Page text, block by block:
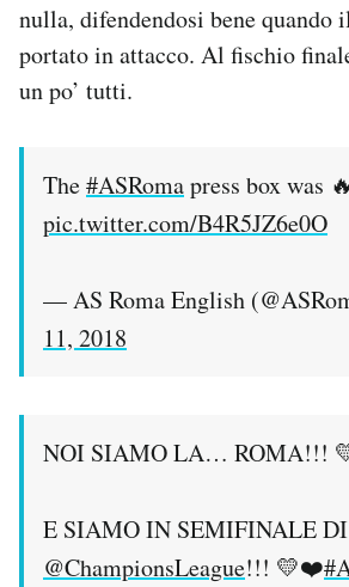
nulla, difendendosi bene quando
portato in attacco. Al fischio
un po’ tutti.
The#ASRomapress box was
pic.twitter.com/B4R5JZ6e0O
— AS Roma English
11, 2018
NOI SIAMO LA… ROMA!!!
E SIAMO IN SEMIFINALE DI
@ChampionsLeague!!! 💛❤️